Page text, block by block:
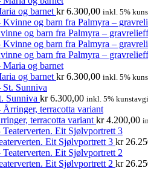
og barnet kr6.300,00 inkl. 5%
og barn fra Palmyra –
og barn fra Palmyra –
og barnet kr6.300,00 inkl. 5%
Sunniva kr6.300,00 inkl. 5%
terracotta variant kr4.200,00
Eit Sjølvportrett 3 kr
Eit Sjølvportrett 2 kr